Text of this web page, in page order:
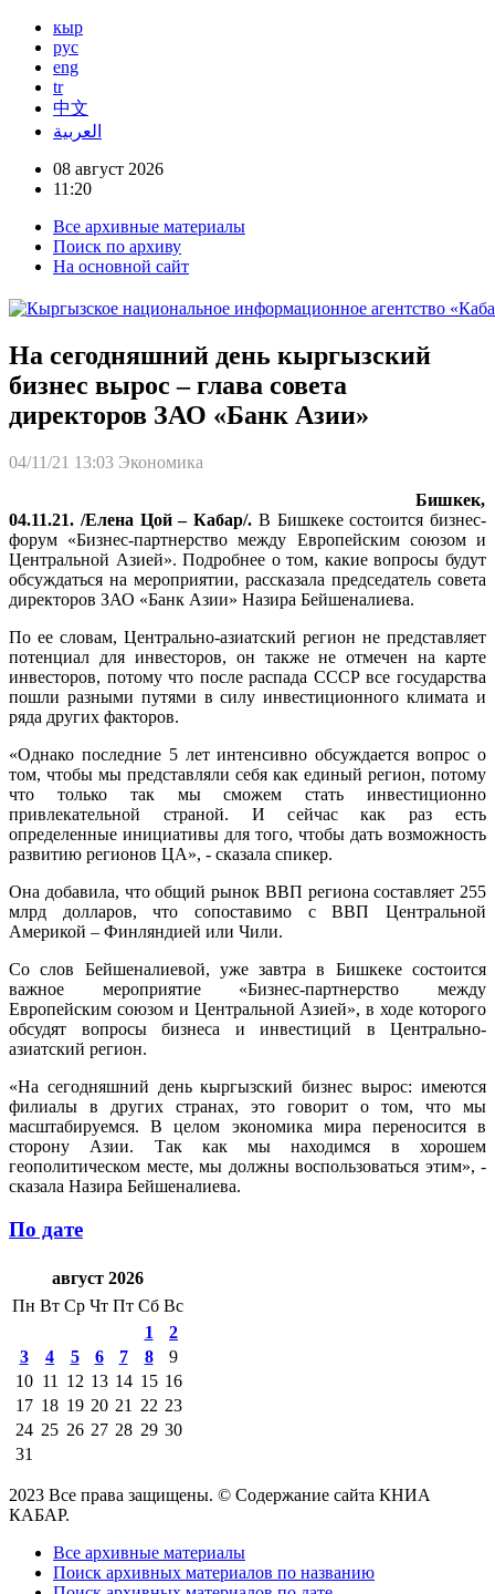
кыр
рус
eng
tr
中文
العربية
08 август 2026
11:20
Все архивные материалы
Поиск по архиву
На основной сайт
На сегодняшний день кыргызский
бизнес вырос – глава совета
директоров ЗАО «Банк Азии»
04/11/21 13:03 Экономика
Бишкек,
04.11.21. /Елена Цой – Кабар/. В Бишкеке состоится бизнес-
форум «Бизнес-партнерство между Европейским союзом и
Центральной Азией». Подробнее о том, какие вопросы будут
обсуждаться на мероприятии, рассказала председатель совета
директоров ЗАО «Банк Азии» Назира Бейшеналиева.
По ее словам, Центрально-азиатский регион не представляет
потенциал для инвесторов, он также не отмечен на карте
инвесторов, потому что после распада СССР все государства
пошли разными путями в силу инвестиционного климата и
ряда других факторов.
«Однако последние 5 лет интенсивно обсуждается вопрос о
том, чтобы мы представляли себя как единый регион, потому
что только так мы сможем стать инвестиционно
привлекательной страной. И сейчас как раз есть
определенные инициативы для того, чтобы дать возможность
развитию регионов ЦА», - сказала спикер.
Она добавила, что общий рынок ВВП региона составляет 255
млрд долларов, что сопоставимо с ВВП Центральной
Америкой – Финляндией или Чили.
Со слов Бейшеналиевой, уже завтра в Бишкеке состоится
важное мероприятие «Бизнес-партнерство между
Европейским союзом и Центральной Азией», в ходе которого
обсудят вопросы бизнеса и инвестиций в Центрально-
азиатский регион.
«На сегодняшний день кыргызский бизнес вырос: имеются
филиалы в других странах, это говорит о том, что мы
масштабируемся. В целом экономика мира переносится в
сторону Азии. Так как мы находимся в хорошем
геополитическом месте, мы должны воспользоваться этим», -
сказала Назира Бейшеналиева.
По дате
август 2026
Пн Вт Ср Чт Пт Сб Вс
1
2
3
4 5 6 7 8
9
10 11 12 13 14 15 16
17 18 19 20 21 22 23
24 25 26 27 28 29 30
31
2023 Все права защищены. © Содержание сайта КНИА
КАБАР.
Все архивные материалы
Поиск архивных материалов по названию